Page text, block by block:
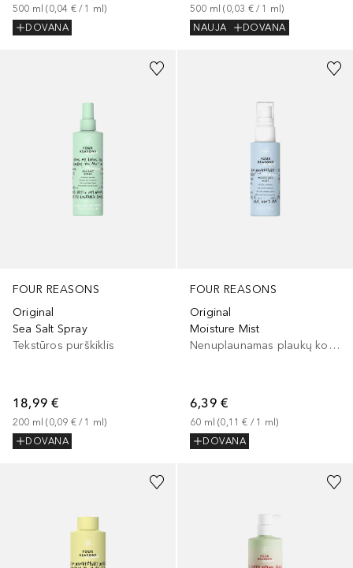
500 ml (0,04 € / 1 ml)
DOVANA
500 ml (0,03 € / 1 ml)
NAUJA
DOVANA
FOUR REASONS
Original
Sea Salt Spray
Tekstūros purškiklis
18,99 €
200 ml (0,09 € / 1 ml)
DOVANA
FOUR REASONS
Original
Moisture Mist
Nenuplaunamas plaukų kondicionierius
6,39 €
60 ml (0,11 € / 1 ml)
DOVANA